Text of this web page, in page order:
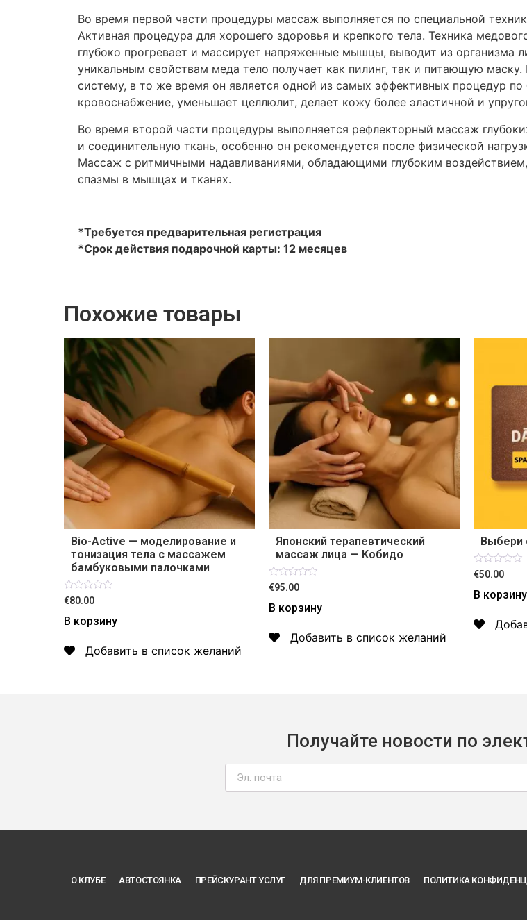
Во время первой части процедуры массаж выполняется по специальной
Активная процедура для хорошего здоровья и крепкого тела. Техника
глубоко прогревает и массирует напряженные мышцы, выводит из
уникальным свойствам меда тело получает как пилинг, так и питающую
систему, в то же время он является одной из самых эффективных процедур
кровоснабжение, уменьшает целлюлит, делает кожу более эластичной и
Во время второй части процедуры выполняется рефлекторный массаж
и соединительную ткань, особенно он рекомендуется после физической
Массаж с ритмичными надавливаниями, обладающими глубоким
спазмы в мышцах и тканях.
*Требуется предварительная регистрация
*Срок действия подарочной карты: 12 месяцев
Похожие товары
Bio-Active — моделирование и
тонизация тела с массажем
бамбуковыми палочками
Оценка
0
из
5
€80.00
В корзину
Добавить в список желаний
Японский терапевтический
массаж лица — Кобидо
Оценка
0
из
5
€95.00
В корзину
Добавить в список желаний
Выбери
Оценка
0
из
5
€50.00
В корзину
Получайте новости по
О КЛУБЕ АВТОСТОЯНКА ПРЕЙСКУРАНТ УСЛУГ ДЛЯ ПРЕМИУМ-КЛИЕНТОВ ПОЛИТИКА